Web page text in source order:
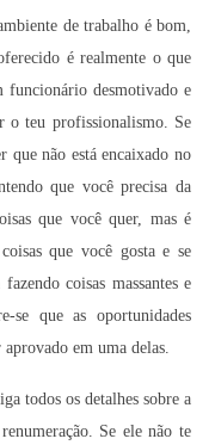
de trabalho é bom,
é realmente o que
funcionário desmotivado e
o teu profissionalismo. Se
que não está encaixado no
que você precisa da
que você quer, mas é
que você gosta e se
coisas massantes e
se que as oportunidades
em uma delas.
todos os detalhes sobre a
Se ele não te